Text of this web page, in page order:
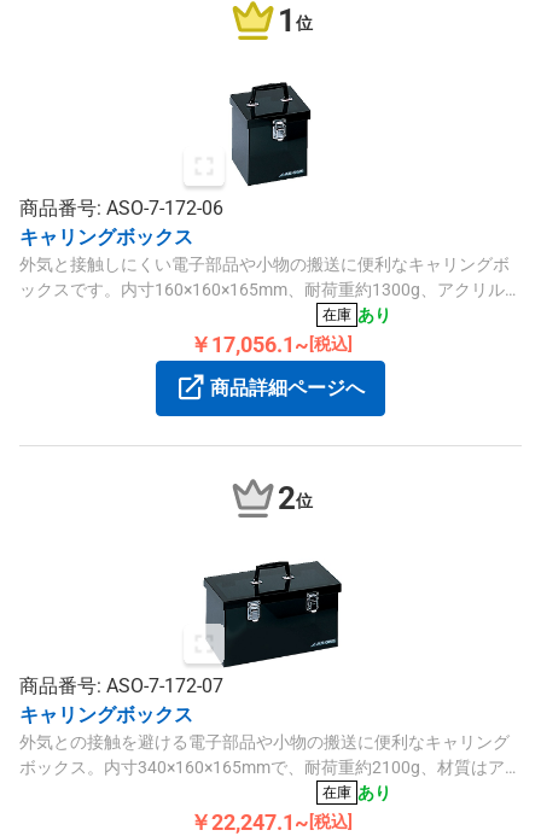
1 位
商品番号: ASO-7-172-06
キャリングボックス
外気と接触しにくい電子部品や小物の搬送に便利なキャリングボ
ックスです。内寸160×160×165mm、耐荷重約1300g、アクリル製
在庫 あり
￥17,056.1~ [税込]
商品詳細ページへ
2位
商品番号: ASO-7-172-07
キャリングボックス
外気との接触を避ける電子部品や小物の搬送に便利なキャリング
ボックス。内寸340×160×165mmで、耐荷重約2100g、材質はアク
在庫 あり
￥22,247.1~ [税込]